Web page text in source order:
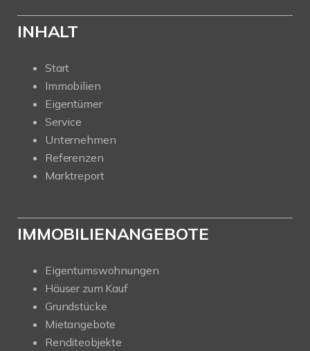
INHALT
Start
Immobilien
Eigentümer
Service
Unternehmen
Referenzen
Marktreport
IMMOBILIENANGEBOTE
Eigentumswohnungen
Häuser zum Kauf
Grundstücke
Mietangebote
Renditeobjekte